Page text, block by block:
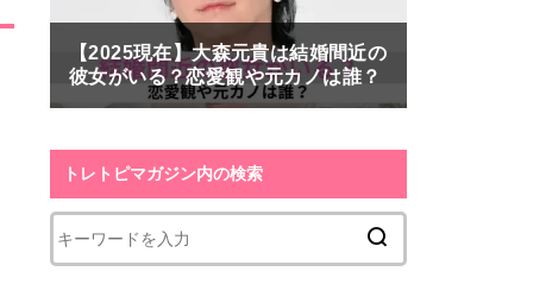
【2025現在】大森元貴は結婚間近の
彼女がいる？恋愛観や元カノは誰？
トレトピマガジン内の検索